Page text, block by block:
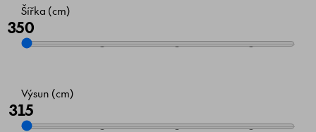
Šířka (cm)
350
Výsun (cm)
315